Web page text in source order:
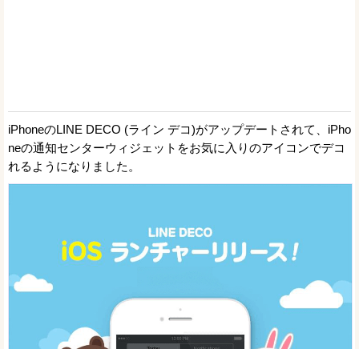
iPhoneのLINE DECO (ライン デコ)がアップデートされて、iPho
neの通知センターウィジェットをお気に入りのアイコンでデコ
れるようになりました。